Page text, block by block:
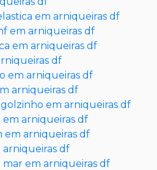
em arniqueiras df
em arniqueiras df
em arniqueiras df
df
em arniqueiras df
arniqueiras df
em arniqueiras df
em arniqueiras df
em arniqueiras df
df
em arniqueiras df